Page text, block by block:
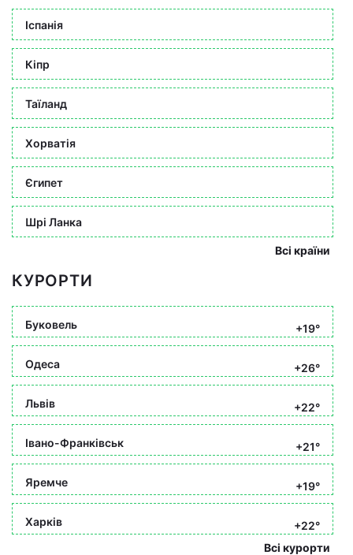
Іспанія
Кіпр
Таїланд
Хорватія
Єгипет
Шрі Ланка
Всі країни
КУРОРТИ
Буковель +19°
Одеса +26°
Львів +22°
Івано-Франківськ +21°
Яремче +19°
Харків
+22°
Всі курорти